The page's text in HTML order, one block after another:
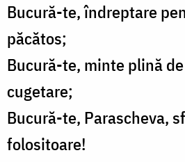
Bucură-te, îndreptare
păcătos;
Bucură-te, minte plină
cugetare;
Bucură-te, Parascheva,
folositoare!